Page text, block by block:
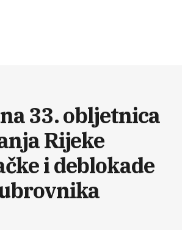
33. obljetnica
Rijeke
i deblokade